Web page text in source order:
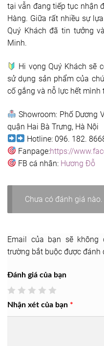
tại vẫn đang tiếp tục nhận
Hàng. Giữa rất nhiều sự
Quý Khách đã tin tưởng
Minh.
Hi vọng Quý Khách sẽ
sử dụng sản phẩm của
cố gắng và nỗ lực hết mình
Showroom: Phố Dương
quận Hai Bà Trưng, Hà Nội
Hotline: 096. 182.
Fanpage:https://
FB cá nhân: Hương Đỗ
Chưa có đánh giá nào.
Email của bạn sẽ
trường bắt buộc được đánh
Đánh giá của bạn
Nhận xét của bạn *